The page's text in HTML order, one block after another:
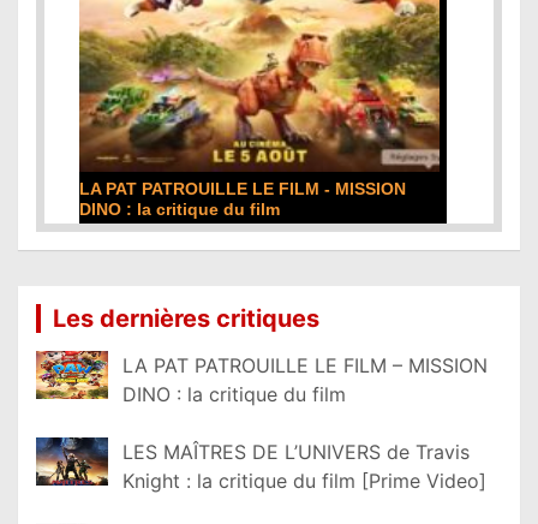
LA PAT PATROUILLE LE FILM - MISSION
DINO : la critique du film
Les dernières critiques
LA PAT PATROUILLE LE FILM – MISSION
DINO : la critique du film
LES MAÎTRES DE L’UNIVERS de Travis
Knight : la critique du film [Prime Video]